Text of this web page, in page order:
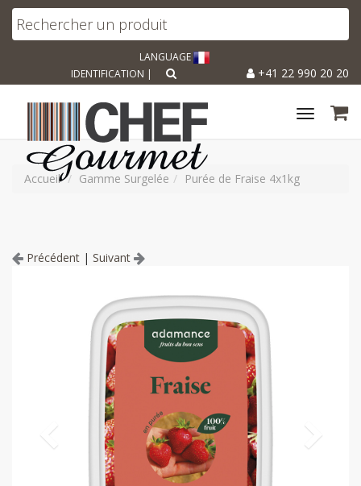
LANGUAGE
+41 22 990 20 20
IDENTIFICATION |
Toggle
Accueil Gamme Surgelée Purée de Fraise 4x1kg
Précédent | Suivant